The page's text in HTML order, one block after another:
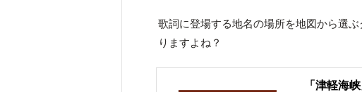
歌詞に登場する地名の場所を地図から選
りますよね？
「津軽海